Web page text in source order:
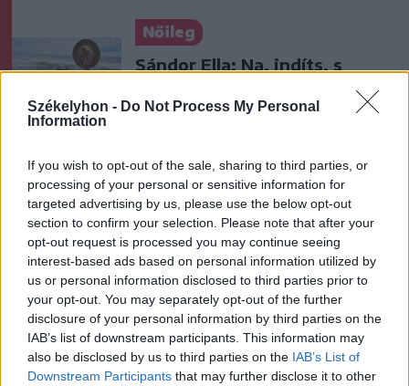
Székelyhon - Do Not Process My Personal
Information
If you wish to opt-out of the sale, sharing to third parties, or
processing of your personal or sensitive information for
targeted advertising by us, please use the below opt-out
section to confirm your selection. Please note that after your
opt-out request is processed you may continue seeing
interest-based ads based on personal information utilized by
us or personal information disclosed to third parties prior to
your opt-out. You may separately opt-out of the further
disclosure of your personal information by third parties on the
IAB’s list of downstream participants. This information may
also be disclosed by us to third parties on the IAB’s List of
Downstream Participants that may further disclose it to other
Nőileg
Sándor Ella: Na, indíts, s
A rovat további cikkei